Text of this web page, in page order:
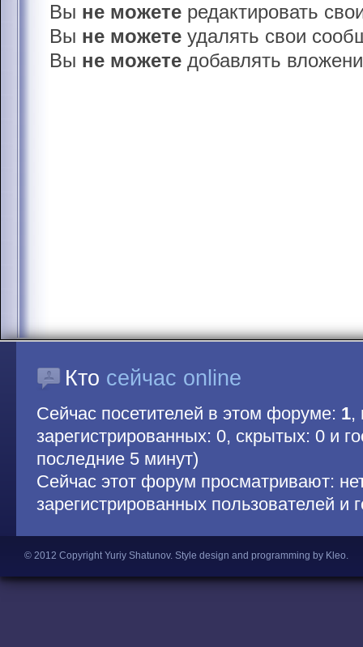
Вы не можете редактировать
Вы не можете удалять свои
Вы не можете добавлять
Кто сейчас online
Сейчас посетителей в этом форуме: 1,
зарегистрированных: 0, скрытых: 0 и
последние 5 минут)
Сейчас этот форум просматривают:
зарегистрированных пользователей и
© 2012 Copyright Yuriy Shatunov. Style design and programming by Kleo.